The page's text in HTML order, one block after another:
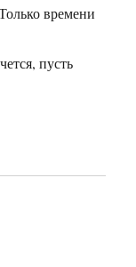
времени
пусть